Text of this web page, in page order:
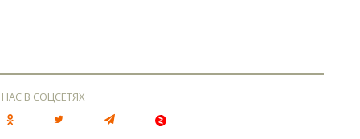
В СОЦСЕТЯХ